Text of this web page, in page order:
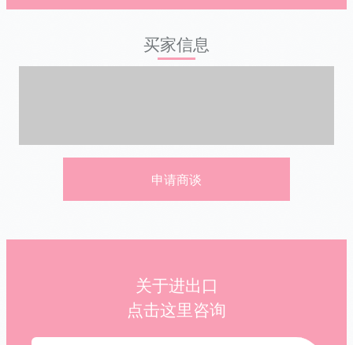
买家信息
申请商谈
关于进出口
点击这里咨询